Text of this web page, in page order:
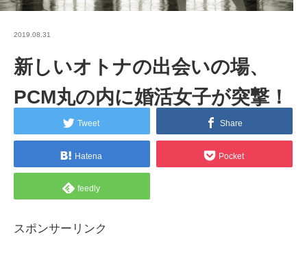
2019.08.31
新しいオトナの出会いの場、
PCM丸の内に婚活女子が突撃！
Tweet Share
Hatena Pocket
feedly
スポンサーリンク